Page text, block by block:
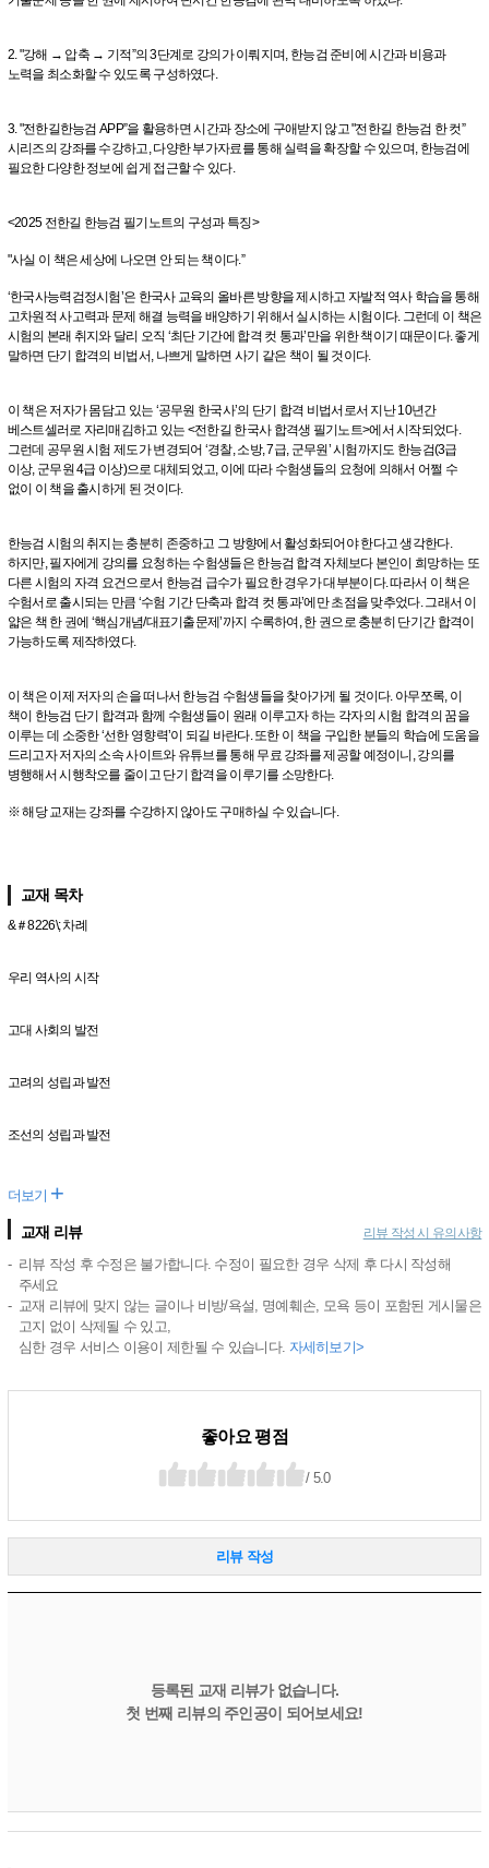
2. "강해 → 압축 → 기적”의 3단계로 강의가 이뤄지며, 한능검 준비에 시간과 비용과
노력을 최소화할 수 있도록 구성하였다.
3. "전한길한능검 APP”을 활용하면 시간과 장소에 구애받지 않고 "전한길 한능검 한 컷”
시리즈의 강좌를 수강하고, 다양한 부가자료를 통해 실력을 확장할 수 있으며, 한능검에
필요한 다양한 정보에 쉽게 접근할 수 있다.
<2025 전한길 한능검 필기노트의 구성과 특징>
"사실 이 책은 세상에 나오면 안 되는 책이다.”
‘한국사능력검정시험’은 한국사 교육의 올바른 방향을 제시하고 자발적 역사 학습을 통해
고차원적 사고력과 문제 해결 능력을 배양하기 위해서 실시하는 시험이다. 그런데 이 책은
시험의 본래 취지와 달리 오직 ‘최단 기간에 합격 컷 통과’만을 위한 책이기 때문이다. 좋게
말하면 단기 합격의 비법서, 나쁘게 말하면 사기 같은 책이 될 것이다.
이 책은 저자가 몸담고 있는 ‘공무원 한국사’의 단기 합격 비법서로서 지난 10년간
베스트셀러로 자리매김하고 있는 <전한길 한국사 합격생 필기노트>에서 시작되었다.
그런데 공무원 시험 제도가 변경되어 ‘경찰, 소방, 7급, 군무원’ 시험까지도 한능검(3급
이상, 군무원 4급 이상)으로 대체되었고, 이에 따라 수험생들의 요청에 의해서 어쩔 수
없이 이 책을 출시하게 된 것이다.
한능검 시험의 취지는 충분히 존중하고 그 방향에서 활성화되어야 한다고 생각한다.
하지만, 필자에게 강의를 요청하는 수험생들은 한능검 합격 자체보다 본인이 희망하는 또
다른 시험의 자격 요건으로서 한능검 급수가 필요한 경우가 대부분이다. 따라서 이 책은
수험서로 출시되는 만큼 ‘수험 기간 단축과 합격 컷 통과’에만 초점을 맞추었다. 그래서 이
얇은 책 한 권에 ‘핵심개념/대표기출문제’까지 수록하여, 한 권으로 충분히 단기간 합격이
가능하도록 제작하였다.
이 책은 이제 저자의 손을 떠나서 한능검 수험생들을 찾아가게 될 것이다. 아무쪼록, 이
책이 한능검 단기 합격과 함께 수험생들이 원래 이루고자 하는 각자의 시험 합격의 꿈을
이루는 데 소중한 ‘선한 영향력’이 되길 바란다. 또한 이 책을 구입한 분들의 학습에 도움을
드리고자 저자의 소속 사이트와 유튜브를 통해 무료 강좌를 제공할 예정이니, 강의를
병행해서 시행착오를 줄이고 단기 합격을 이루기를 소망한다.
※ 해당 교재는 강좌를 수강하지 않아도 구매하실 수 있습니다.
교재 목차
&＃8226\; 차례
우리 역사의 시작
고대 사회의 발전
고려의 성립과 발전
조선의 성립과 발전
더보기 +
교재 리뷰 리뷰 작성 시 유의사항
리뷰 작성 후 수정은 불가합니다. 수정이 필요한 경우 삭제 후 다시 작성해
주세요
교재 리뷰에 맞지 않는 글이나 비방/욕설, 명예훼손, 모욕 등이 포함된 게시물은
고지 없이 삭제될 수 있고,
심한 경우 서비스 이용이 제한될 수 있습니다. 자세히보기>
좋아요 평점
/ 5.0
리뷰 작성
등록된 교재 리뷰가 없습니다.
첫 번째 리뷰의 주인공이 되어보세요!